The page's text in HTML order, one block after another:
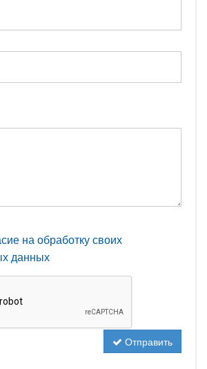
на обработку своих
данных
Отправить